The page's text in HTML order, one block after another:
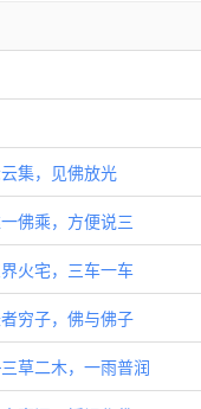
集，见佛放光
佛乘，方便说三
火宅，三车一车
穷子，佛与佛子
草二木，一雨普润